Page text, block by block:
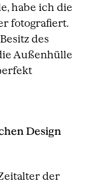
habe ich die
fotografiert.
des
Außenhülle
Design
der